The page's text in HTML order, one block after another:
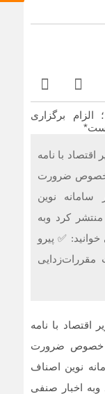
با نامه
خصوص ضرورت
سامانه نوین
کرد وبه
✅ پیرو
اقتصاد با نامه
خصوص ضرورت
نوین اصناف
وبه اخبار صنفی